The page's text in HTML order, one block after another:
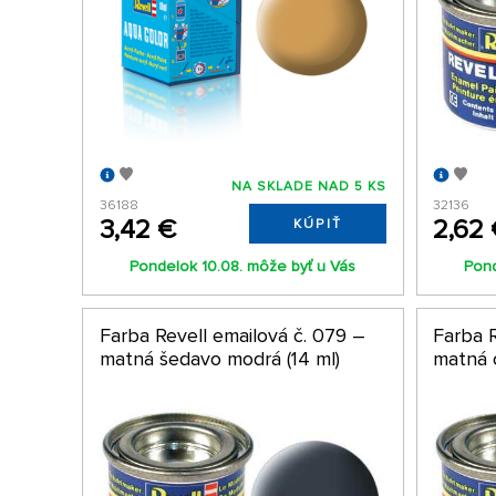
36188
3,42 €
NA SKLADE NAD 5 KS
KÚPIŤ
Pondelok 10.08. môže byť u Vás
32136
2,62
Farba Revell emailová č. 079 –
matná šedavo modrá (14 ml)
Farba
matná